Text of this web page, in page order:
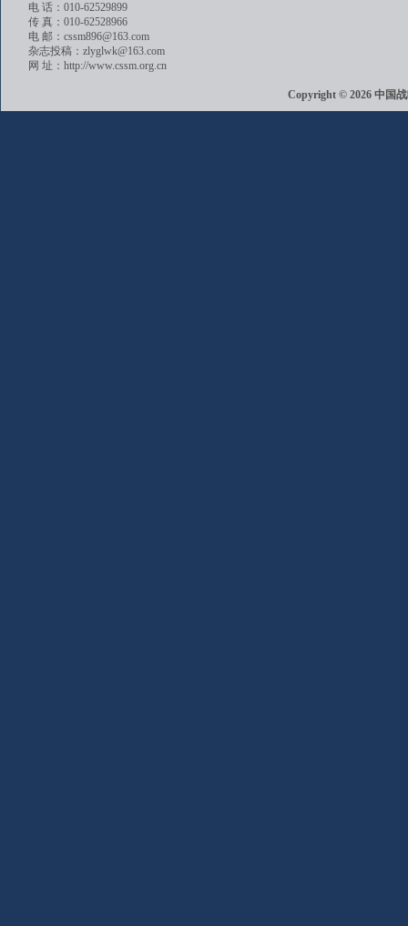
电 话：010-62529899
传 真：010-62528966
电 邮：cssm896@163.com
杂志投稿：zlyglwk@163.com
网 址：http://www.cssm.org.cn
Copyright © 2026 中国